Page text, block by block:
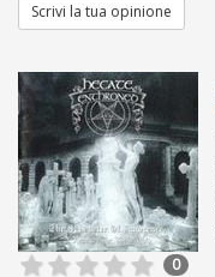
Scrivi la tua opinione
0